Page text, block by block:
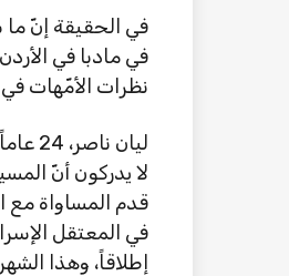
في مادبا في
نظرات الأمّهات في
لا يدركون أنّ
في المعتقل
إطلاقاً، وهذا